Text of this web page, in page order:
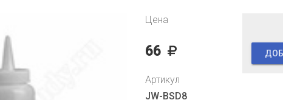
Цена
66
Артикул
JW-BSD8